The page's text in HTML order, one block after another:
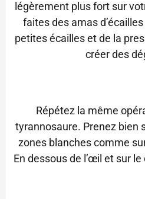
légèrement plus fort sur
faites des amas
petites écailles et de la
créer des
Répétez la même
tyrannosaure. Prenez bien
zones blanches comme
En dessous de l’œil et sur le